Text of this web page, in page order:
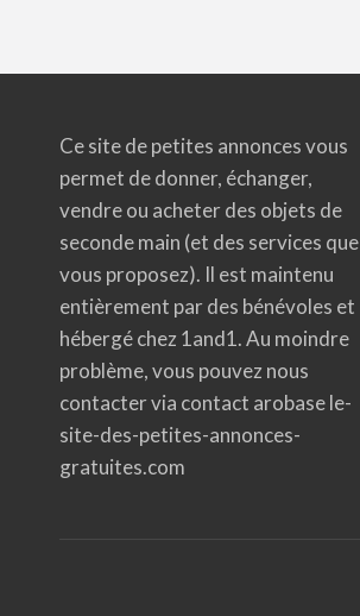
Ce site de petites annonces vous
permet de donner, échanger,
vendre ou acheter des objets de
seconde main (et des services que
vous proposez). Il est maintenu
entièrement par des bénévoles et
hébergé chez 1and1. Au moindre
problème, vous pouvez nous
contacter via contact arobase le-
site-des-petites-annonces-
gratuites.com